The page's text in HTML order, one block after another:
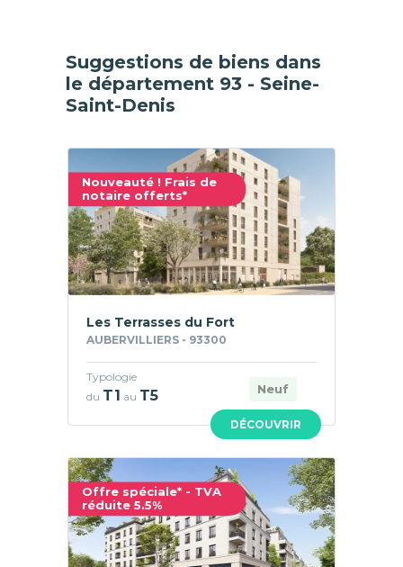
Suggestions de biens dans
le département 93 - Seine-
Saint-Denis
Nouveauté ! Frais de
notaire offerts*
DÉCOUVRIR
Les Terrasses du Fort
AUBERVILLIERS - 93300
Neuf
Typologie
du T1 au T5
Offre spéciale* - TVA
réduite 5.5%